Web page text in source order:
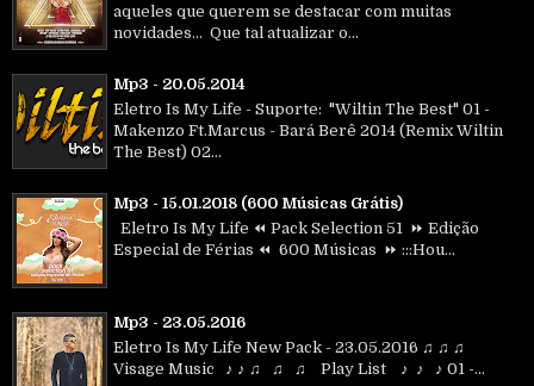
aqueles que querem se destacar com muitas
novidades... Que tal atualizar o...
Mp3 - 20.05.2014
Eletro Is My Life - Suporte: "Wiltin The Best" 01 -
Makenzo Ft.Marcus - Bará Berê 2014 (Remix Wiltin
The Best) 02...
Mp3 - 15.01.2018 (600 Músicas Grátis)
Eletro Is My Life ⏪ Pack Selection 51 ⏩ Edição
Especial de Férias ⏪ 600 Músicas ⏩ :::Hou...
Mp3 - 23.05.2016
Eletro Is My Life New Pack - 23.05.2016 ♫ ♫ ♫
Visage Music ♪ ♪ ♫ ♫ ♫ Play List ♪ ♪ ♪ 01 -...